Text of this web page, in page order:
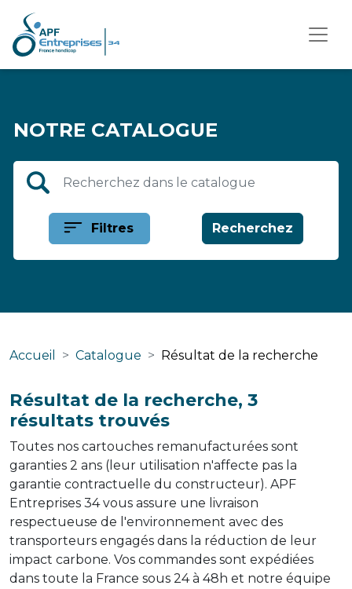
NOTRE CATALOGUE
Recherche dans le catalogue
Filtres Recherchez
Accueil Catalogue Résultat de la recherche
Résultat de la recherche, 3
résultats trouvés
Toutes nos cartouches remanufacturées sont
garanties 2 ans (leur utilisation n'affecte pas la
garantie contractuelle du constructeur). APF
Entreprises 34 vous assure une livraison
respectueuse de l'environnement avec des
transporteurs engagés dans la réduction de leur
impact carbone. Vos commandes sont expédiées
dans toute la France sous 24 à 48h et notre équipe